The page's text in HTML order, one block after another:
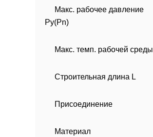
Макс. рабочее давление
Ру(Pn)
Макс. темп. рабочей среды
Строительная длина L
Присоединение
Материал